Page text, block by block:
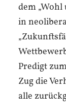
dem „Wohl
in
Predigt
Zug die
alle